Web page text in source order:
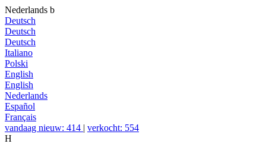
Nederlands b
Deutsch
Deutsch
Deutsch
Italiano
Polski
English
English
Nederlands
Español
Français
vandaag nieuw: 414 | verkocht: 554
H